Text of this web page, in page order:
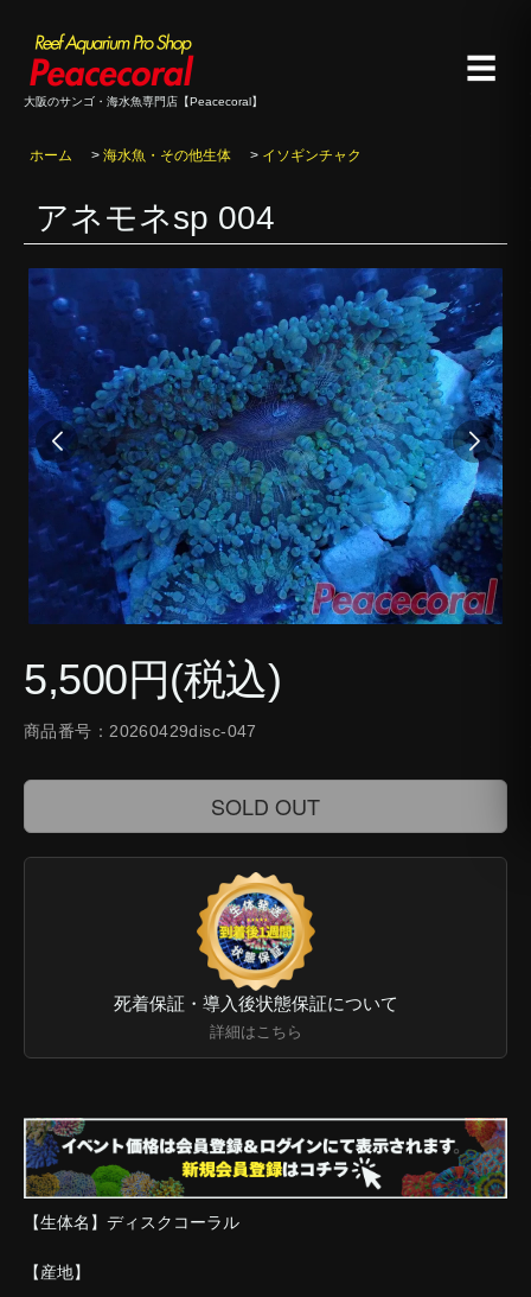
大阪のサンゴ・海水魚専門店【Peacecoral】
☰
ホーム > 海水魚・その他生体 > イソギンチャク
アネモネsp 004
5,500円(税込)
商品番号：20260429disc-047
SOLD OUT
死着保証・導入後状態保証について
詳細はこちら
【生体名】ディスクコーラル
【産地】